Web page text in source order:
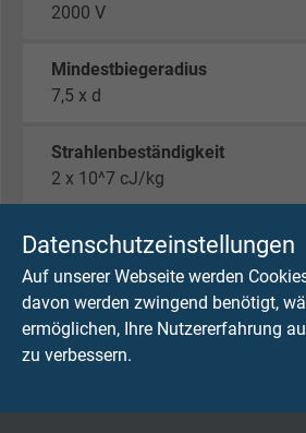
Datenschutzeinstellungen
Auf unserer Webseite werden
davon werden zwingend benötigt,
ermöglichen, Ihre Nutzererfahrung
zu verbessern.
2000 V
Mindestbiegeradius
7,5 x d
Strahlenbeständigkeit
2 x 10^7 cJ/kg
Temperaturbereich
bewegt: -25/+180°C
kurzzeitig: +250°C